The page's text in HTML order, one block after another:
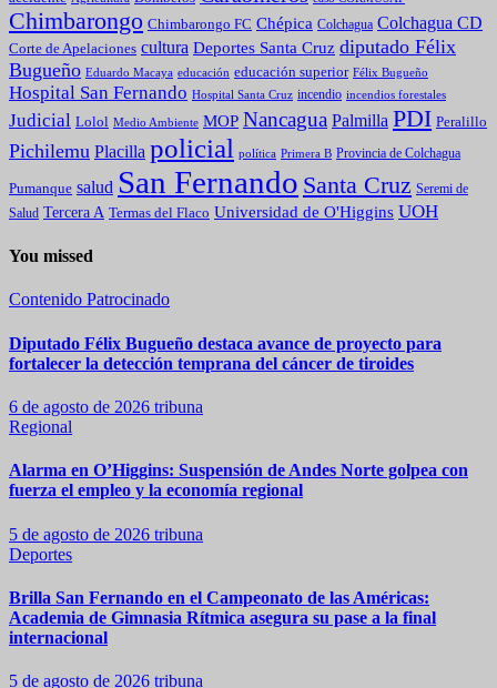
Chimbarongo Chimbarongo FC Chépica Colchagua Colchagua CD
Corte de Apelaciones cultura Deportes Santa Cruz diputado Félix
Bugueño Eduardo Macaya educación educación superior Félix Bugueño
Hospital San Fernando Hospital Santa Cruz incendio incendios forestales
Judicial Lolol Medio Ambiente MOP Nancagua Palmilla PDI Peralillo
Pichilemu Placilla policial política Primera B Provincia de Colchagua
Pumanque salud San Fernando Santa Cruz Seremi de
Salud Tercera A Termas del Flaco Universidad de O'Higgins UOH
You missed
Contenido Patrocinado
Diputado Félix Bugueño destaca avance de proyecto para
fortalecer la detección temprana del cáncer de tiroides
6 de agosto de 2026 tribuna
Regional
Alarma en O’Higgins: Suspensión de Andes Norte golpea con
fuerza el empleo y la economía regional
5 de agosto de 2026 tribuna
Deportes
Brilla San Fernando en el Campeonato de las Américas:
Academia de Gimnasia Rítmica asegura su pase a la final
internacional
5 de agosto de 2026 tribuna